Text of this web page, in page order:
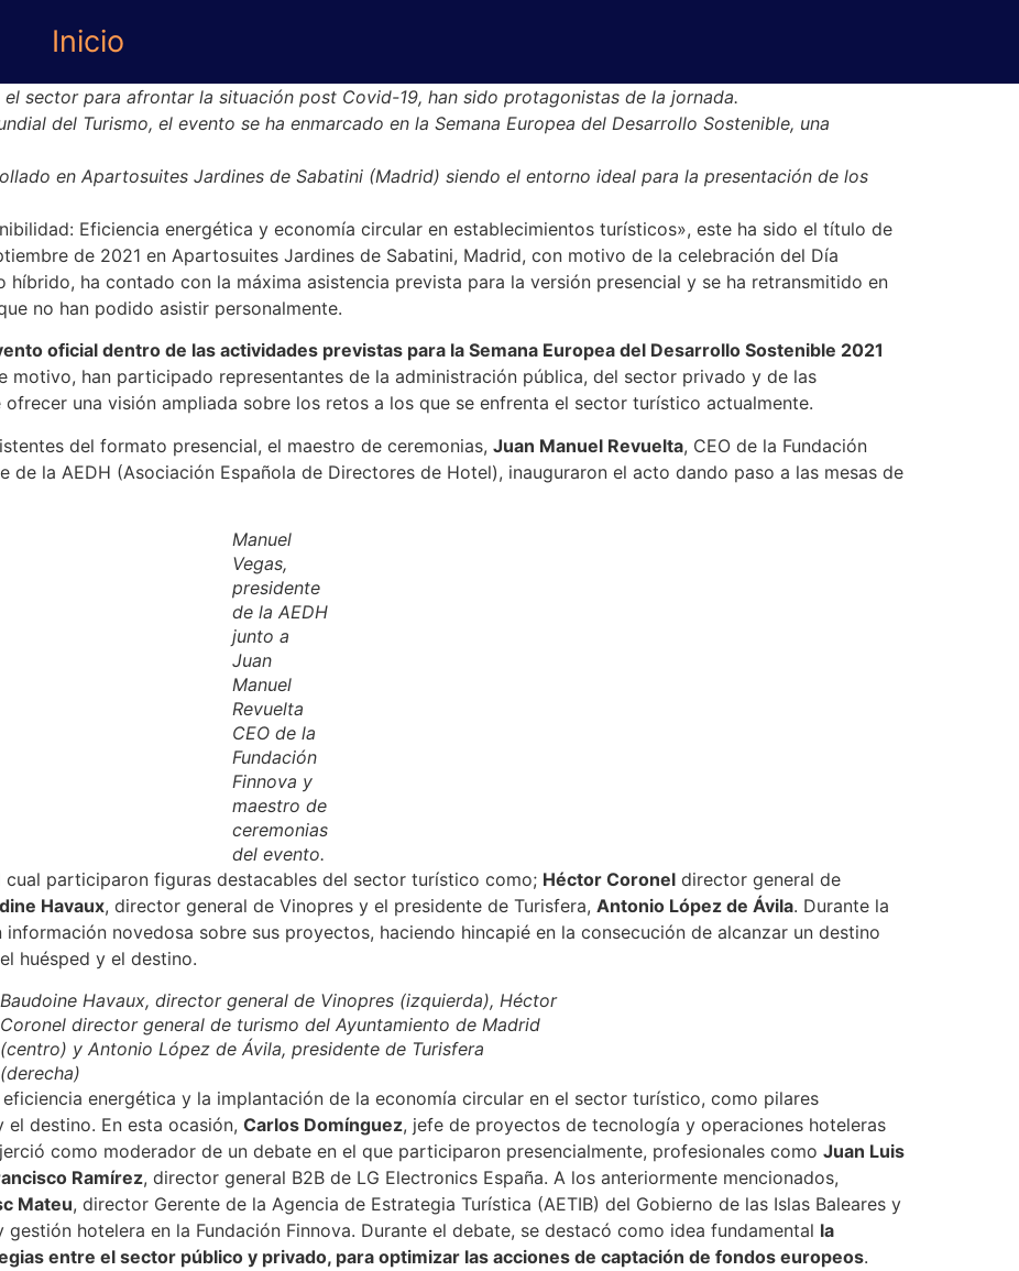
Inicio
sector para afrontar la situación post Covid-19, han sido protagonistas de la jornada.
del Turismo, el evento se ha enmarcado en la Semana Europea del Desarrollo Sostenible, una
en Apartosuites Jardines de Sabatini (Madrid) siendo el entorno ideal para la presentación de los
Eficiencia energética y economía circular en establecimientos turísticos», este ha sido el título de
de 2021 en Apartosuites Jardines de Sabatini, Madrid, con motivo de la celebración del Día
híbrido, ha contado con la máxima asistencia prevista para la versión presencial y se ha retransmitido en
no han podido asistir personalmente.
oficial dentro de las actividades previstas para la Semana Europea del Desarrollo Sostenible 2021
motivo, han participado representantes de la administración pública, del sector privado y de las
una visión ampliada sobre los retos a los que se enfrenta el sector turístico actualmente.
del formato presencial, el maestro de ceremonias, Juan Manuel Revuelta, CEO de la Fundación
de la AEDH (Asociación Española de Directores de Hotel), inauguraron el acto dando paso a las mesas de
Manuel
Vegas,
presidente
de la AEDH
junto a
Juan
Manuel
Revuelta
CEO de la
Fundación
Finnova y
maestro de
ceremonias
del evento.
participaron figuras destacables del sector turístico como; Héctor Coronel director general de
Havaux, director general de Vinopres y el presidente de Turisfera, Antonio López de Ávila. Durante la
novedosa sobre sus proyectos, haciendo hincapié en la consecución de alcanzar un destino
huésped y el destino.
Baudoine Havaux, director general de Vinopres (izquierda), Héctor
Coronel director general de turismo del Ayuntamiento de Madrid
(centro) y Antonio López de Ávila, presidente de Turisfera
(derecha)
energética y la implantación de la economía circular en el sector turístico, como pilares
destino. En esta ocasión, Carlos Domínguez, jefe de proyectos de tecnología y operaciones hoteleras
como moderador de un debate en el que participaron presencialmente, profesionales como Juan Luis
Ramírez, director general B2B de LG Electronics España. A los anteriormente mencionados,
Mateu, director Gerente de la Agencia de Estrategia Turística (AETIB) del Gobierno de las Islas Baleares y
gestión hotelera en la Fundación Finnova. Durante el debate, se destacó como idea fundamental la
entre el sector público y privado, para optimizar las acciones de captación de fondos europeos.